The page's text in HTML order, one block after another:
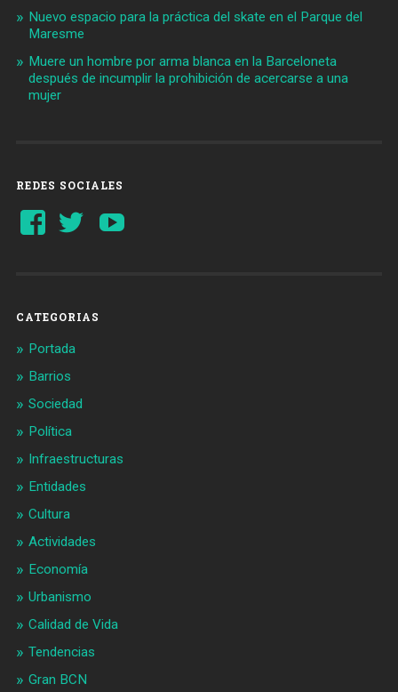
Nuevo espacio para la práctica del skate en el Parque del
Maresme
Muere un hombre por arma blanca en la Barceloneta
después de incumplir la prohibición de acercarse a una
mujer
REDES SOCIALES
Ver
perfil
Ver
perfil
CATEGORIAS
Portada
Barrios
Sociedad
Política
Infraestructuras
Entidades
Cultura
Actividades
Economía
Urbanismo
Calidad de Vida
Tendencias
Gran BCN